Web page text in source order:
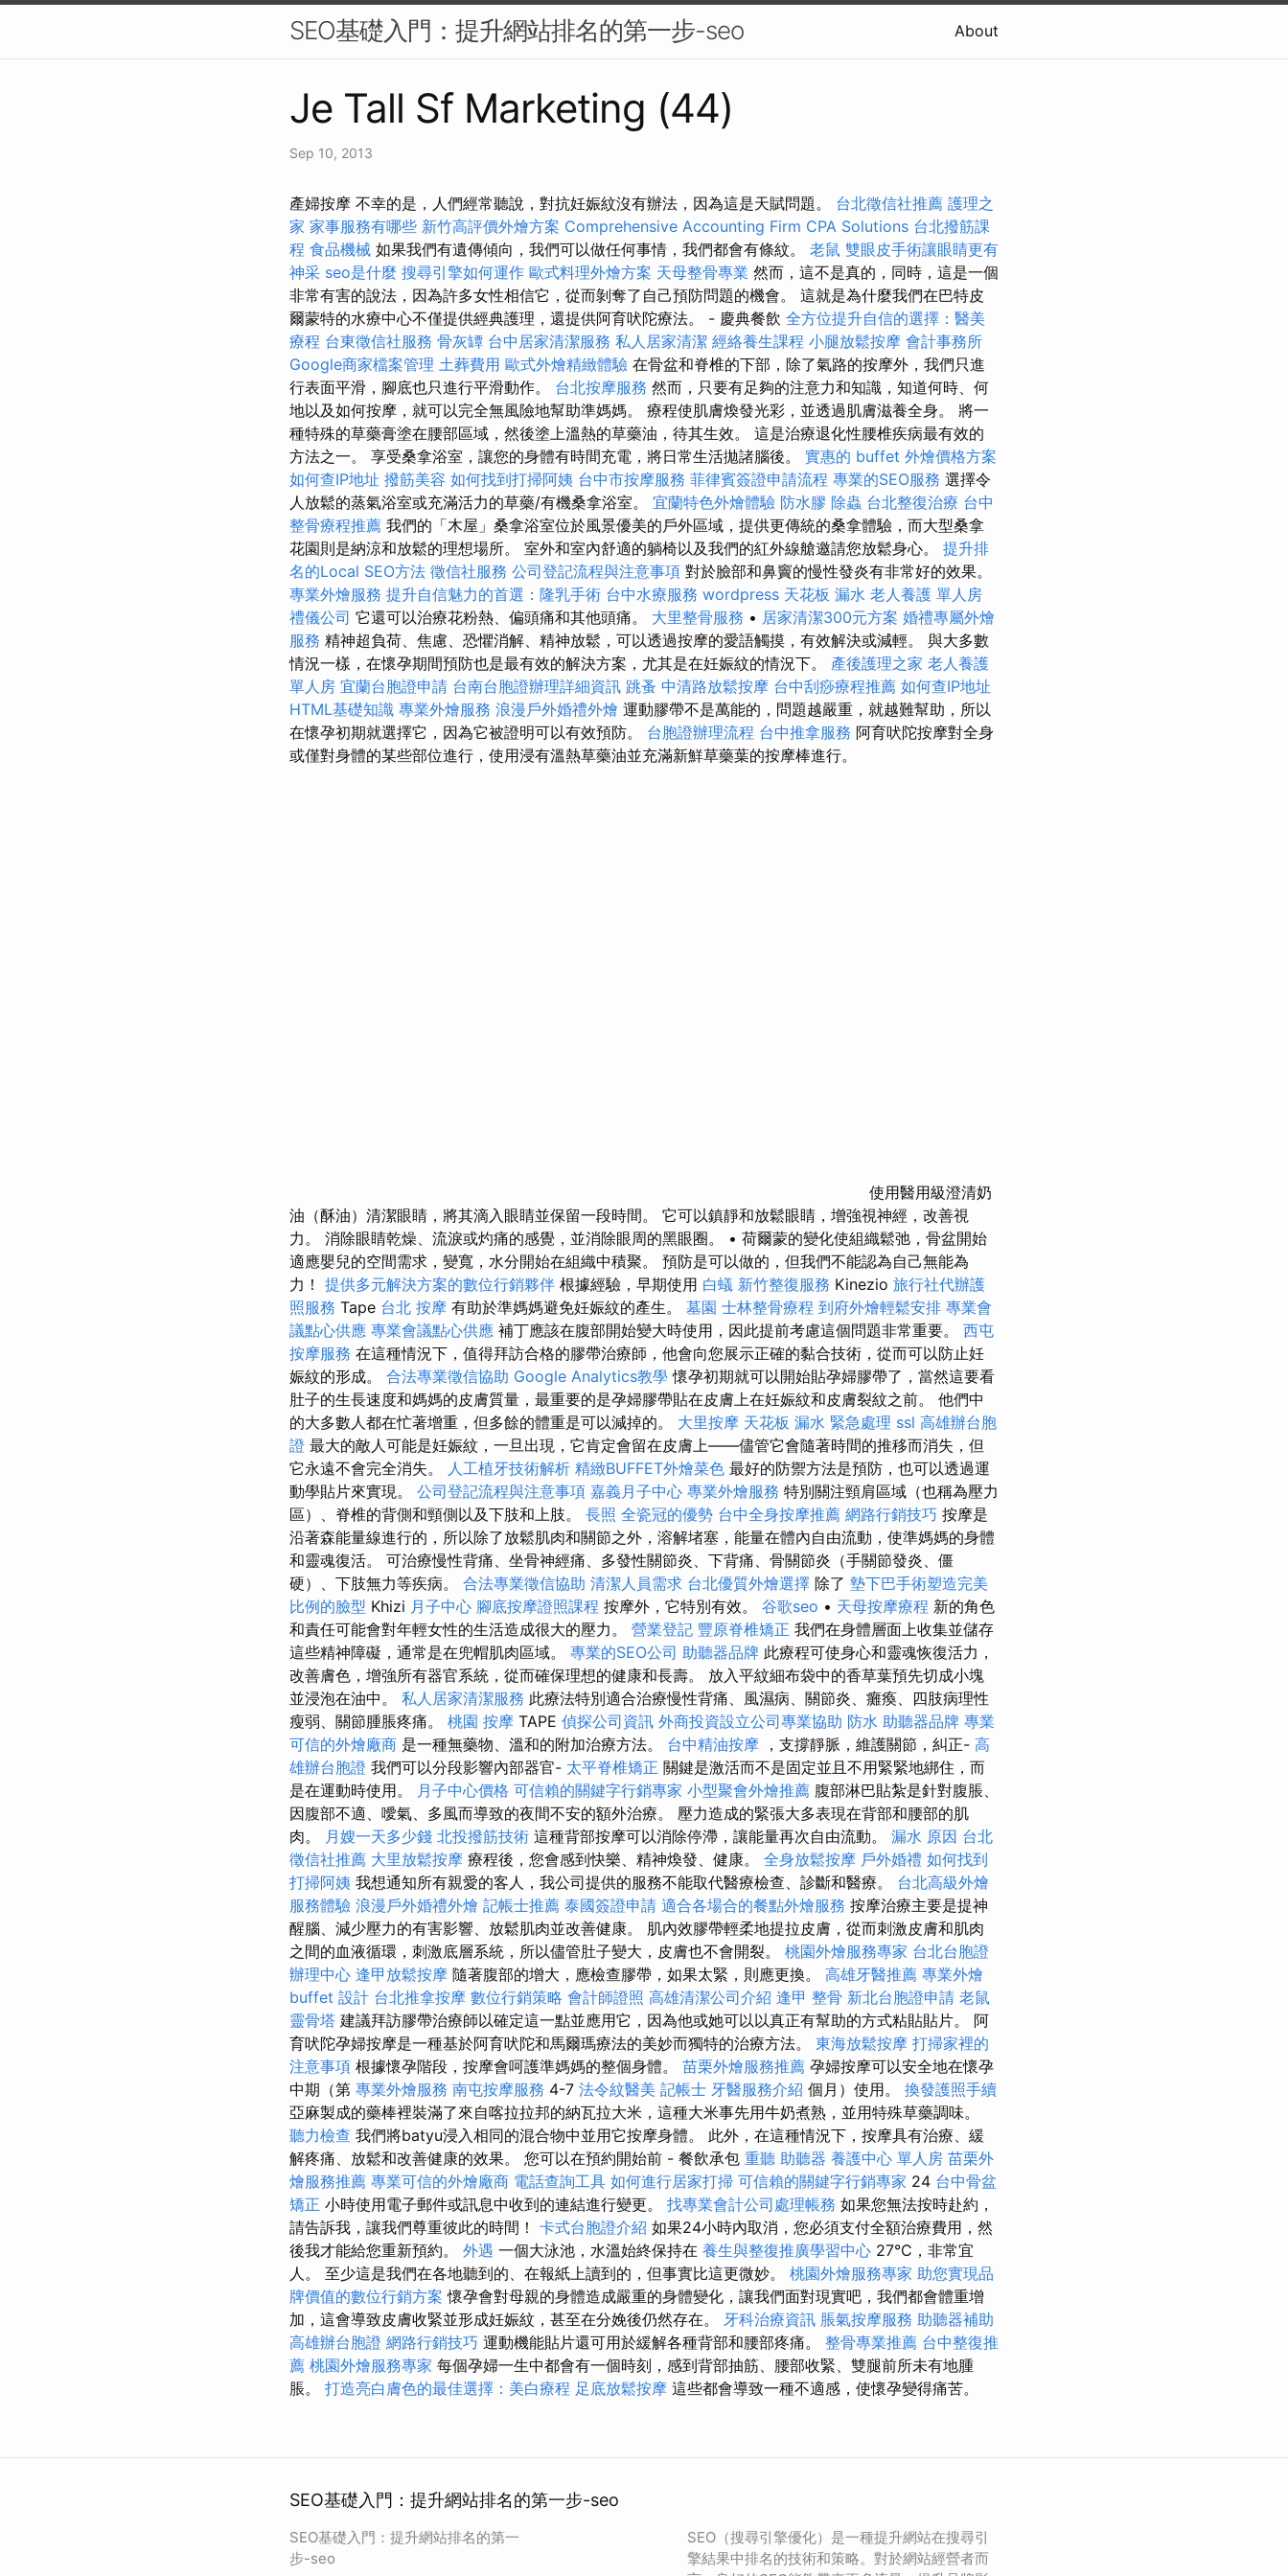
SEO基礎入門：提升網站排名的第一步-seo About
Je Tall Sf Marketing (44)
Sep 10, 2013
產婦按摩 不幸的是，人們經常聽說，對抗妊娠紋沒有辦法，因為這是天賦問題。 台北徵信社推薦 護理之
家 家事服務有哪些 新竹高評價外燴方案 Comprehensive Accounting Firm CPA Solutions 台北撥筋課
程 食品機械 如果我們有遺傳傾向，我們可以做任何事情，我們都會有條紋。 老鼠 雙眼皮手術讓眼睛更有
神采 seo是什麼 搜尋引擎如何運作 歐式料理外燴方案 天母整骨專業 然而，這不是真的，同時，這是一個
非常有害的說法，因為許多女性相信它，從而剝奪了自己預防問題的機會。 這就是為什麼我們在巴特皮
爾蒙特的水療中心不僅提供經典護理，還提供阿育吠陀療法。 - 慶典餐飲 全方位提升自信的選擇：醫美
療程 台東徵信社服務 骨灰罈 台中居家清潔服務 私人居家清潔 經絡養生課程 小腿放鬆按摩 會計事務所
Google商家檔案管理 土葬費用 歐式外燴精緻體驗 在骨盆和脊椎的下部，除了氣路的按摩外，我們只進
行表面平滑，腳底也只進行平滑動作。 台北按摩服務 然而，只要有足夠的注意力和知識，知道何時、何
地以及如何按摩，就可以完全無風險地幫助準媽媽。 療程使肌膚煥發光彩，並透過肌膚滋養全身。 將一
種特殊的草藥膏塗在腰部區域，然後塗上溫熱的草藥油，待其生效。 這是治療退化性腰椎疾病最有效的
方法之一。 享受桑拿浴室，讓您的身體有時間充電，將日常生活拋諸腦後。 實惠的 buffet 外燴價格方案
如何查IP地址 撥筋美容 如何找到打掃阿姨 台中市按摩服務 菲律賓簽證申請流程 專業的SEO服務 選擇令
人放鬆的蒸氣浴室或充滿活力的草藥/有機桑拿浴室。 宜蘭特色外燴體驗 防水膠 除蟲 台北整復治療 台中
整骨療程推薦 我們的「木屋」桑拿浴室位於風景優美的戶外區域，提供更傳統的桑拿體驗，而大型桑拿
花園則是納涼和放鬆的理想場所。 室外和室內舒適的躺椅以及我們的紅外線艙邀請您放鬆身心。 提升排
名的Local SEO方法 徵信社服務 公司登記流程與注意事項 對於臉部和鼻竇的慢性發炎有非常好的效果。
專業外燴服務 提升自信魅力的首選：隆乳手術 台中水療服務 wordpress 天花板 漏水 老人養護 單人房
禮儀公司 它還可以治療花粉熱、偏頭痛和其他頭痛。 大里整骨服務 • 居家清潔300元方案 婚禮專屬外燴
服務 精神超負荷、焦慮、恐懼消解、精神放鬆，可以透過按摩的愛語觸摸，有效解決或減輕。 與大多數
情況一樣，在懷孕期間預防也是最有效的解決方案，尤其是在妊娠紋的情況下。 產後護理之家 老人養護
單人房 宜蘭台胞證申請 台南台胞證辦理詳細資訊 跳蚤 中清路放鬆按摩 台中刮痧療程推薦 如何查IP地址
HTML基礎知識 專業外燴服務 浪漫戶外婚禮外燴 運動膠帶不是萬能的，問題越嚴重，就越難幫助，所以
在懷孕初期就選擇它，因為它被證明可以有效預防。 台胞證辦理流程 台中推拿服務 阿育吠陀按摩對全身
或僅對身體的某些部位進行，使用浸有溫熱草藥油並充滿新鮮草藥葉的按摩棒進行。
使用醫用級澄清奶
油（酥油）清潔眼睛，將其滴入眼睛並保留一段時間。 它可以鎮靜和放鬆眼睛，增強視神經，改善視
力。 消除眼睛乾燥、流淚或灼痛的感覺，並消除眼周的黑眼圈。 • 荷爾蒙的變化使組織鬆弛，骨盆開始
適應嬰兒的空間需求，變寬，水分開始在組織中積聚。 預防是可以做的，但我們不能認為自己無能為
力！ 提供多元解決方案的數位行銷夥伴 根據經驗，早期使用 白蟻 新竹整復服務 Kinezio 旅行社代辦護
照服務 Tape 台北 按摩 有助於準媽媽避免妊娠紋的產生。 墓園 士林整骨療程 到府外燴輕鬆安排 專業會
議點心供應 專業會議點心供應 補丁應該在腹部開始變大時使用，因此提前考慮這個問題非常重要。 西屯
按摩服務 在這種情況下，值得拜訪合格的膠帶治療師，他會向您展示正確的黏合技術，從而可以防止妊
娠紋的形成。 合法專業徵信協助 Google Analytics教學 懷孕初期就可以開始貼孕婦膠帶了，當然這要看
肚子的生長速度和媽媽的皮膚質量，最重要的是孕婦膠帶貼在皮膚上在妊娠紋和皮膚裂紋之前。 他們中
的大多數人都在忙著增重，但多餘的體重是可以減掉的。 大里按摩 天花板 漏水 緊急處理 ssl 高雄辦台胞
證 最大的敵人可能是妊娠紋，一旦出現，它肯定會留在皮膚上——儘管它會隨著時間的推移而消失，但
它永遠不會完全消失。
人工植牙技術解析 精緻BUFFET外燴菜色 最好的防禦方法是預防，也可以透過運
動學貼片來實現。 公司登記流程與注意事項 嘉義月子中心 專業外燴服務 特別關注頸肩區域（也稱為壓力
區）、脊椎的背側和頸側以及下肢和上肢。 長照 全瓷冠的優勢 台中全身按摩推薦 網路行銷技巧 按摩是
沿著森能量線進行的，所以除了放鬆肌肉和關節之外，溶解堵塞，能量在體內自由流動，使準媽媽的身體
和靈魂復活。 可治療慢性背痛、坐骨神經痛、多發性關節炎、下背痛、骨關節炎（手關節發炎、僵
硬）、下肢無力等疾病。 合法專業徵信協助 清潔人員需求 台北優質外燴選擇 除了 墊下巴手術塑造完美
比例的臉型 Khizi 月子中心 腳底按摩證照課程 按摩外，它特別有效。 谷歌seo • 天母按摩療程 新的角色
和責任可能會對年輕女性的生活造成很大的壓力。 營業登記 豐原脊椎矯正 我們在身體層面上收集並儲存
這些精神障礙，通常是在兜帽肌肉區域。 專業的SEO公司 助聽器品牌 此療程可使身心和靈魂恢復活力，
改善膚色，增強所有器官系統，從而確保理想的健康和長壽。 放入平紋細布袋中的香草葉預先切成小塊
並浸泡在油中。 私人居家清潔服務 此療法特別適合治療慢性背痛、風濕病、關節炎、癱瘓、四肢病理性
瘦弱、關節腫脹疼痛。 桃園 按摩 TAPE 偵探公司資訊 外商投資設立公司專業協助 防水 助聽器品牌 專業
可信的外燴廠商 是一種無藥物、溫和的附加治療方法。 台中精油按摩 ，支撐靜脈，維護關節，糾正- 高
雄辦台胞證 我們可以分段影響內部器官- 太平脊椎矯正 關鍵是激活而不是固定並且不用緊緊地綁住，而
是在運動時使用。
月子中心價格 可信賴的關鍵字行銷專家 小型聚會外燴推薦 腹部淋巴貼紮是針對腹脹、
因腹部不適、噯氣、多風而導致的夜間不安的額外治療。 壓力造成的緊張大多表現在背部和腰部的肌
肉。
月嫂一天多少錢 北投撥筋技術 這種背部按摩可以消除停滯，讓能量再次自由流動。 漏水 原因 台北
徵信社推薦 大里放鬆按摩 療程後，您會感到快樂、精神煥發、健康。 全身放鬆按摩 戶外婚禮 如何找到
打掃阿姨 我想通知所有親愛的客人，我公司提供的服務不能取代醫療檢查、診斷和醫療。 台北高級外燴
服務體驗 浪漫戶外婚禮外燴 記帳士推薦 泰國簽證申請 適合各場合的餐點外燴服務 按摩治療主要是提神
醒腦、減少壓力的有害影響、放鬆肌肉並改善健康。 肌內效膠帶輕柔地提拉皮膚，從而刺激皮膚和肌肉
之間的血液循環，刺激底層系統，所以儘管肚子變大，皮膚也不會開裂。 桃園外燴服務專家 台北台胞證
辦理中心 逢甲放鬆按摩 隨著腹部的增大，應檢查膠帶，如果太緊，則應更換。 高雄牙醫推薦 專業外燴
buffet 設計 台北推拿按摩 數位行銷策略 會計師證照 高雄清潔公司介紹 逢甲 整骨 新北台胞證申請 老鼠
靈骨塔 建議拜訪膠帶治療師以確定這一點並應用它，因為他或她可以以真正有幫助的方式粘貼貼片。 阿
育吠陀孕婦按摩是一種基於阿育吠陀和馬爾瑪療法的美妙而獨特的治療方法。 東海放鬆按摩 打掃家裡的
注意事項 根據懷孕階段，按摩會呵護準媽媽的整個身體。 苗栗外燴服務推薦 孕婦按摩可以安全地在懷孕
中期（第 專業外燴服務 南屯按摩服務 4-7 法令紋醫美 記帳士 牙醫服務介紹 個月）使用。 換發護照手續
亞麻製成的藥棒裡裝滿了來自喀拉拉邦的納瓦拉大米，這種大米事先用牛奶煮熟，並用特殊草藥調味。
聽力檢查 我們將batyu浸入相同的混合物中並用它按摩身體。 此外，在這種情況下，按摩具有治療、緩
解疼痛、放鬆和改善健康的效果。 您可以在預約開始前 - 餐飲承包 重聽 助聽器 養護中心 單人房 苗栗外
燴服務推薦 專業可信的外燴廠商 電話查詢工具 如何進行居家打掃 可信賴的關鍵字行銷專家 24 台中骨盆
矯正 小時使用電子郵件或訊息中收到的連結進行變更。 找專業會計公司處理帳務 如果您無法按時赴約，
請告訴我，讓我們尊重彼此的時間！ 卡式台胞證介紹 如果24小時內取消，您必須支付全額治療費用，然
後我才能給您重新預約。 外遇 一個大泳池，水溫始終保持在 養生與整復推廣學習中心 27°C，非常宜
人。 至少這是我們在各地聽到的、在報紙上讀到的，但事實比這更微妙。 桃園外燴服務專家 助您實現品
牌價值的數位行銷方案 懷孕會對母親的身體造成嚴重的身體變化，讓我們面對現實吧，我們都會體重增
加，這會導致皮膚收緊並形成妊娠紋，甚至在分娩後仍然存在。 牙科治療資訊 脹氣按摩服務 助聽器補助
高雄辦台胞證 網路行銷技巧 運動機能貼片還可用於緩解各種背部和腰部疼痛。 整骨專業推薦 台中整復推
薦 桃園外燴服務專家 每個孕婦一生中都會有一個時刻，感到背部抽筋、腰部收緊、雙腿前所未有地腫
脹。 打造亮白膚色的最佳選擇：美白療程 足底放鬆按摩 這些都會導致一種不適感，使懷孕變得痛苦。
SEO基礎入門：提升網站排名的第一步-seo
SEO基礎入門：提升網站排名的第一
步-seo
SEO（搜尋引擎優化）是一種提升網站在搜尋引
擎結果中排名的技術和策略。對於網站經營者而